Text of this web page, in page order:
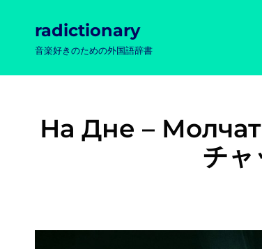
radictionary
音楽好きのための外国語辞書
На Дне –
チャ